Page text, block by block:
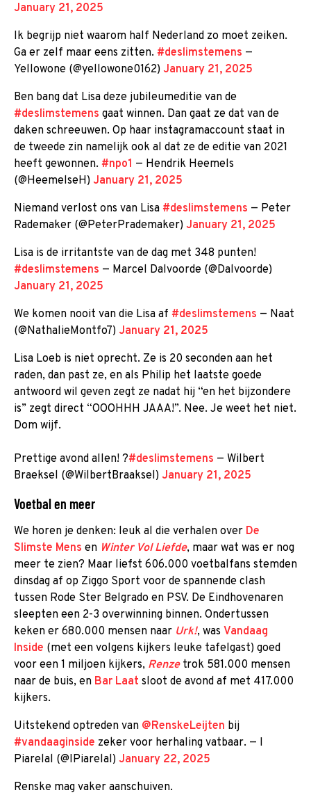
January 21, 2025
Ik begrijp niet waarom half Nederland zo moet zeiken.
Ga er zelf maar eens zitten. #deslimstemens —
Yellowone (@yellowone0162) January 21, 2025
Ben bang dat Lisa deze jubileumeditie van de
#deslimstemens gaat winnen. Dan gaat ze dat van de
daken schreeuwen. Op haar instagramaccount staat in
de tweede zin namelijk ook al dat ze de editie van 2021
heeft gewonnen. #npo1 — Hendrik Heemels
(@HeemelseH) January 21, 2025
Niemand verlost ons van Lisa #deslimstemens — Peter
Rademaker (@PeterPrademaker) January 21, 2025
Lisa is de irritantste van de dag met 348 punten!
#deslimstemens — Marcel Dalvoorde (@Dalvoorde)
January 21, 2025
We komen nooit van die Lisa af #deslimstemens — Naat
(@NathalieMontfo7) January 21, 2025
Lisa Loeb is niet oprecht. Ze is 20 seconden aan het
raden, dan past ze, en als Philip het laatste goede
antwoord wil geven zegt ze nadat hij “en het bijzondere
is” zegt direct “OOOHHH JAAA!”. Nee. Je weet het niet.
Dom wijf.
Prettige avond allen! ?#deslimstemens — Wilbert
Braeksel (@WilbertBraaksel) January 21, 2025
Voetbal en meer
We horen je denken: leuk al die verhalen over De
Slimste Mens en Winter Vol Liefde, maar wat was er nog
meer te zien? Maar liefst 606.000 voetbalfans stemden
dinsdag af op Ziggo Sport voor de spannende clash
tussen Rode Ster Belgrado en PSV. De Eindhovenaren
sleepten een 2-3 overwinning binnen. Ondertussen
keken er 680.000 mensen naar Urk!, was Vandaag
Inside (met een volgens kijkers leuke tafelgast) goed
voor een 1 miljoen kijkers, Renzetrok 581.000 mensen
naar de buis, en Bar Laat sloot de avond af met 417.000
kijkers.
Uitstekend optreden van @RenskeLeijten bij
#vandaaginside zeker voor herhaling vatbaar. — I
Piarelal (@IPiarelal) January 22, 2025
Renske mag vaker aanschuiven.